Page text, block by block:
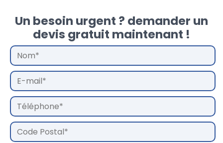
Un besoin urgent ? demander un
devis gratuit maintenant !